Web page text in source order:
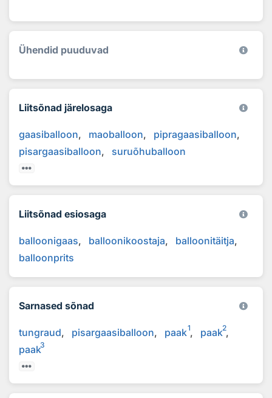
Ühendid puuduvad
Liitsõnad järelosaga
gaasiballoon maoballoon
pipragaasiballoon
pisargaasiballoon
suruõhuballoon
Liitsõnad esiosaga
balloonigaas balloonikoostaja
balloonitäitja
balloonprits
Sarnased sõnad
tungraud pisargaasiballoon paak1 paak2
paak3